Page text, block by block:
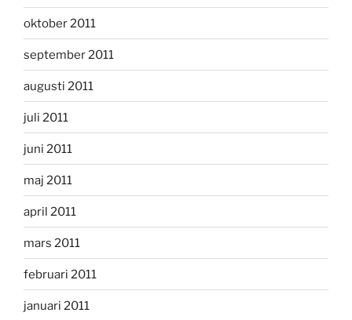
oktober 2011
september 2011
augusti 2011
juli 2011
juni 2011
maj 2011
april 2011
mars 2011
februari 2011
januari 2011